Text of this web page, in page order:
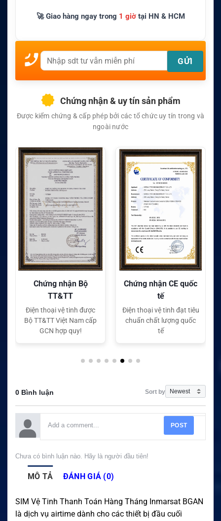
🚀 Giao hàng ngay trong 1 giờtại HN & HCM
Chứng nhận & uy tín sản phẩm
Được kiểm chứng & cấp phép bởi các tổ chức uy tín trong và
ngoài nước
Chứng nhận Bộ
TT&TT
Điện thoại vệ tinh được
Bộ TT&TT Việt Nam cấp
GCN hợp quy!
Chứng nhận CE quốc
tế
Điện thoại vệ tinh đạt tiêu
chuẩn chất lượng quốc
tế
0 Bình luận Sort by
POST
Chưa có bình luận nào. Hãy là người đầu tiên!
MÔ TẢ ĐÁNH GIÁ (0)
SIM Vệ Tinh Thanh Toán Hàng Tháng Inmarsat BGAN
là dịch vụ airtime dành cho các thiết bị đầu cuối